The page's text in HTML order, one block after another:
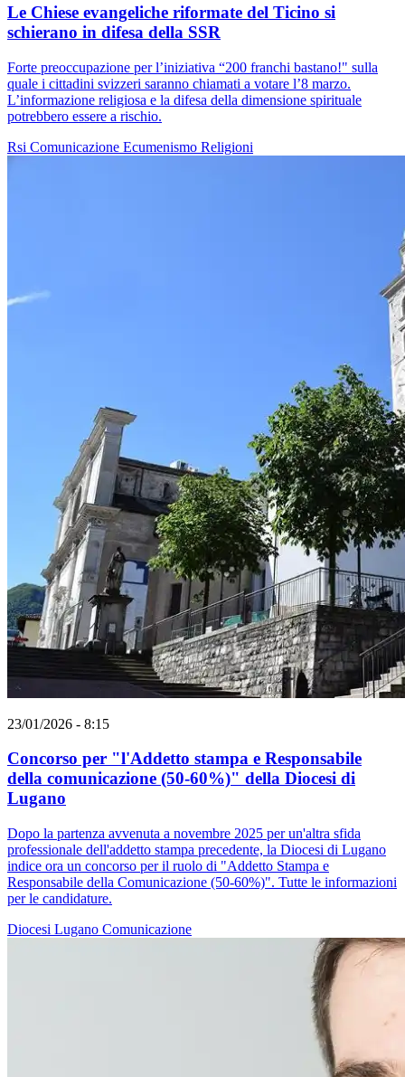
Le Chiese evangeliche riformate del Ticino si
schierano in difesa della SSR
Forte preoccupazione per l’iniziativa “200 franchi bastano!" sulla
quale i cittadini svizzeri saranno chiamati a votare l’8 marzo.
L’informazione religiosa e la difesa della dimensione spirituale
potrebbero essere a rischio.
Rsi Comunicazione Ecumenismo Religioni
23/01/2026 - 8:15
Concorso per "l'Addetto stampa e Responsabile
della comunicazione (50-60%)" della Diocesi di
Lugano
Dopo la partenza avvenuta a novembre 2025 per un'altra sfida
professionale dell'addetto stampa precedente, la Diocesi di Lugano
indice ora un concorso per il ruolo di "Addetto Stampa e
Responsabile della Comunicazione (50-60%)". Tutte le informazioni
per le candidature.
Diocesi Lugano Comunicazione